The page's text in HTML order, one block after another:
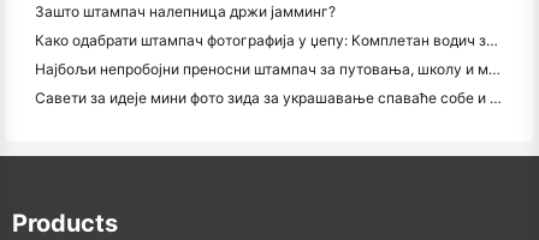
Зашто штампач налепница држи јамминг?
Како одабрати штампач фотографија у џепу: Комплетан водич за кориснике путовања, путовања и иПхонеа
Најбољи непробојни преносни штампач за путовања, школу и мобилне радове: Ханин МТ620 Про Ревиев
Савети за идеје мини фото зида за украшавање спаваће собе и спаваће собе
Products